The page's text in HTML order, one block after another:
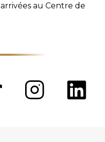
au Centre de